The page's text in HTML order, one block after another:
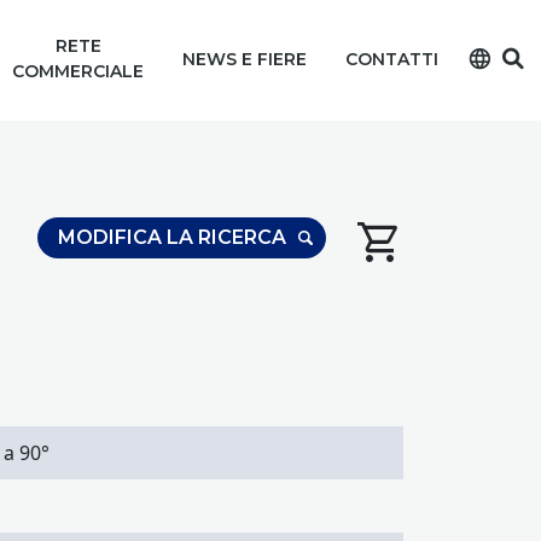
RETE
COMMERCIALE
NEWS E FIERE CONTATTI language
MODIFICA LA RICERCA shopping_cart
90°